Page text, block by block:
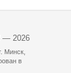
— 2026
Минск,
в